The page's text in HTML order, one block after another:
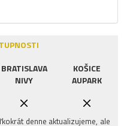
BRATISLAVA
NIVY
KOŠICE
AUPARK
denne aktualizujeme, ale